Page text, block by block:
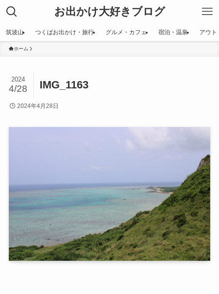
お出かけ大好きブログ
筑波山 つくばお出かけ・旅行 グルメ・カフェ 宿泊・温泉 アウト
ホーム
IMG_1163
2024
4/28
2024年4月28日